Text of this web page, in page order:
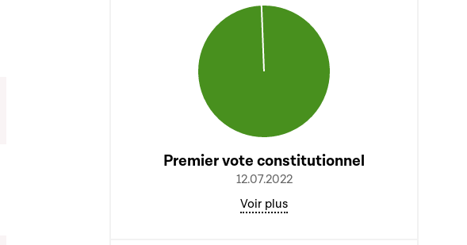
Premier vote constitutionnel
12.07.2022
Voir plus